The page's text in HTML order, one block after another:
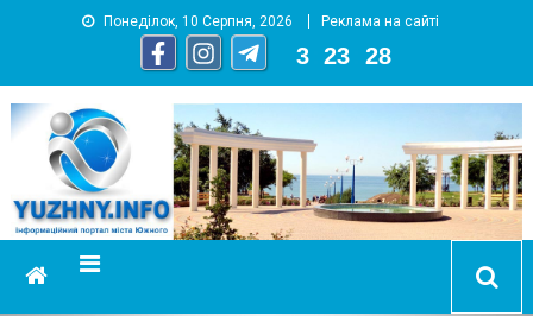
Понеділок, 10 Серпня, 2026 Реклама на сайті
3 23 30
YUZHNY.INFO
информационный портал города Южный